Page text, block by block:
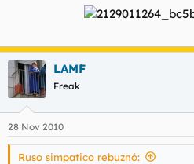
LAMF
Freak
28 Nov 2010
Ruso simpatico rebuznó: